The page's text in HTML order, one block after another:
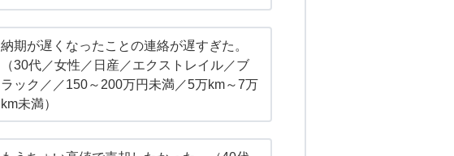
納期が遅くなったことの連絡が遅すぎた。
（30代／女性／日産／エクストレイル／ブ
ラック／／150～200万円未満／5万km～7万
km未満）